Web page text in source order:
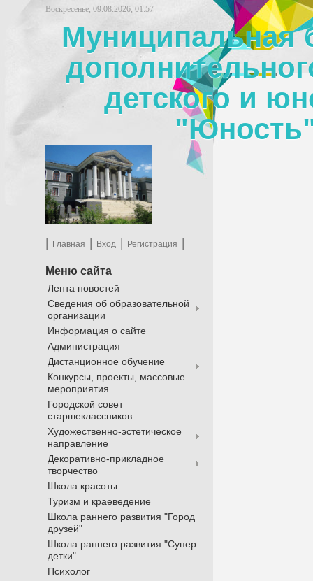
Воскресенье, 09.08.2026, 01:57
Муниципальная
детского и
| Главная | Вход | Регистрация |
Меню сайта
Лента новостей
Сведения об образовательной
организации
Информация о сайте
Администрация
Дистанционное обучение
Конкурсы, проекты, массовые
мероприятия
Городской совет
старшеклассников
Художественно-эстетическое
направление
Декоративно-прикладное
творчество
Школа красоты
Туризм и краеведение
Школа раннего развития "Город
друзей"
Школа раннего развития "Супер
детки"
Психолог